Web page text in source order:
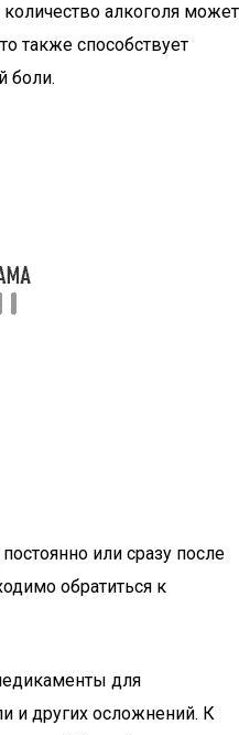
алкоголя может
также способствует
боли.
или сразу после
обратиться к
для
и других осложнений. К